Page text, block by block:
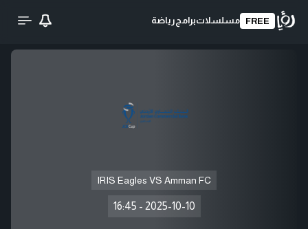
FREE مسلسلاتبرامج رياضة
IRIS Eagles VS Amman FC
2025-10-10
-
16:45